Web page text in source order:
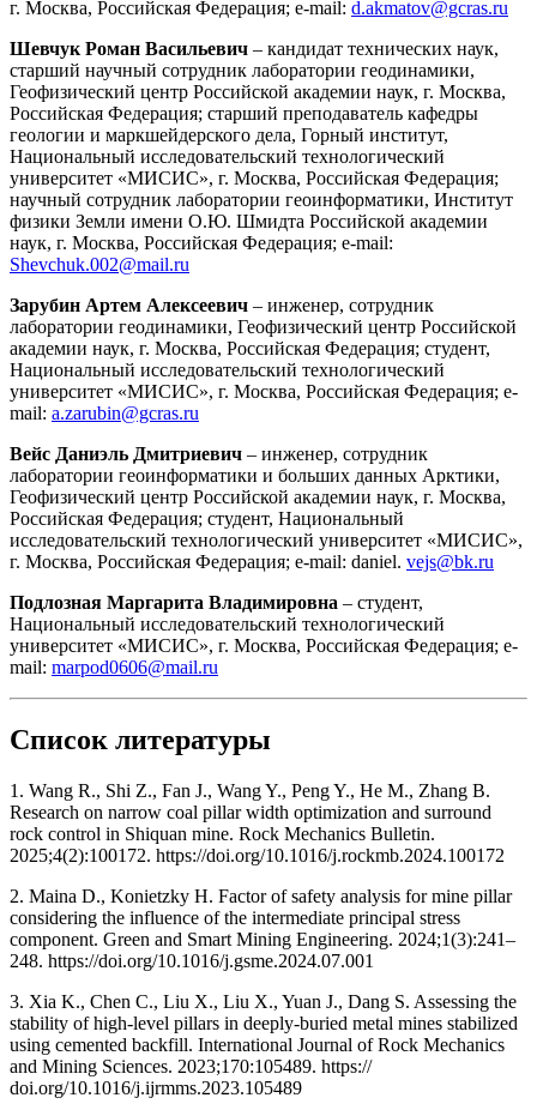
г. Москва, Российская Федерация; e-mail: d.akmatov@gcras.ru
Шевчук Роман Васильевич – кандидат технических наук,
старший научный сотрудник лаборатории геодинамики,
Геофизический центр Российской академии наук, г. Москва,
Российская Федерация; старший преподаватель кафедры
геологии и маркшейдерского дела, Горный институт,
Национальный исследовательский технологический
университет «МИСИС», г. Москва, Российская Федерация;
научный сотрудник лаборатории геоинформатики, Институт
физики Земли имени О.Ю. Шмидта Российской академии
наук, г. Москва, Российская Федерация; e-mail:
Shevchuk.002@mail.ru
Зарубин Артем Алексеевич – инженер, сотрудник
лаборатории геодинамики, Геофизический центр Российской
академии наук, г. Москва, Российская Федерация; студент,
Национальный исследовательский технологический
университет «МИСИС», г. Москва, Российская Федерация; e-
mail: a.zarubin@gcras.ru
Вейс Даниэль Дмитриевич – инженер, сотрудник
лаборатории геоинформатики и больших данных Арктики,
Геофизический центр Российской академии наук, г. Москва,
Российская Федерация; студент, Национальный
исследовательский технологический университет «МИСИС»,
г. Москва, Российская Федерация; e-mail: daniel. vejs@bk.ru
Подлозная Маргарита Владимировна – студент,
Национальный исследовательский технологический
университет «МИСИС», г. Москва, Российская Федерация; e-
mail: marpod0606@mail.ru
Список литературы
1. Wang R., Shi Z., Fan J., Wang Y., Peng Y., He M., Zhang B.
Research on narrow coal pillar width optimization and surround
rock control in Shiquan mine. Rock Mechanics Bulletin.
2025;4(2):100172. https://doi.org/10.1016/j.rockmb.2024.100172
2. Maina D., Konietzky H. Factor of safety analysis for mine pillar
considering the influence of the intermediate principal stress
component. Green and Smart Mining Engineering. 2024;1(3):241–
248. https://doi.org/10.1016/j.gsme.2024.07.001
3. Xia K., Chen C., Liu X., Liu X., Yuan J., Dang S. Assessing the
stability of high-level pillars in deeply-buried metal mines stabilized
using cemented backfill. International Journal of Rock Mechanics
and Mining Sciences. 2023;170:105489. https://
doi.org/10.1016/j.ijrmms.2023.105489